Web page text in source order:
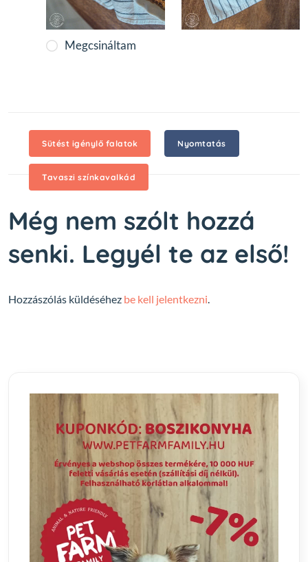
Megcsináltam
Sütést igénylő falatok
Tavaszi színkavalkád
Nyomtatás
Még nem szólt hozzá
senki. Legyél te az első!
Hozzászólás küldéséhez be kell jelentkezni.